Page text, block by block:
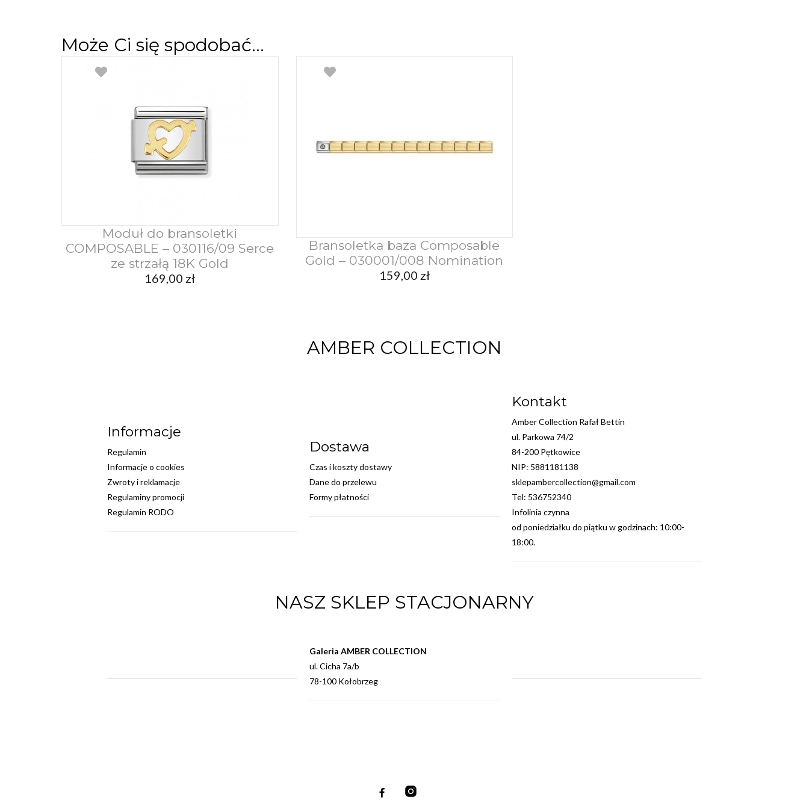
Może Ci się spodobać…
Dodaj do koszyka
Moduł do bransoletki
COMPOSABLE – 030116/09 Serce
ze strzałą 18K Gold
169,00 zł
Dodaj do koszyka
Bransoletka baza Composable
Gold – 030001/008 Nomination
159,00 zł
AMBER COLLECTION
Informacje
Regulamin
Informacje o cookies
Zwroty i reklamacje
Regulaminy promocji
Regulamin RODO
Dostawa
Czas i koszty dostawy
Dane do przelewu
Formy płatności
Kontakt
Amber Collection Rafał Bettin
ul. Parkowa 74/2
84-200 Pętkowice
NIP: 5881181138
sklepambercollection@gmail.com
Tel: 536752340
Infolinia czynna
od poniedziałku do piątku w godzinach: 10:00-
18:00.
NASZ SKLEP STACJONARNY
Galeria AMBER COLLECTION
ul. Cicha 7a/b
78-100 Kołobrzeg